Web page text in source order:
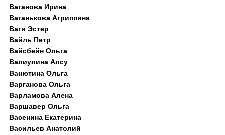
Ваганова Ирина
Ваганькова Агриппина
Ваги Эстер
Вайль Петр
Вайсбейн Ольга
Валиулина Алсу
Ванютина Ольга
Варганова Ольга
Варламова Алена
Варшавер Ольга
Васенина Екатерина
Васильев Анатолий